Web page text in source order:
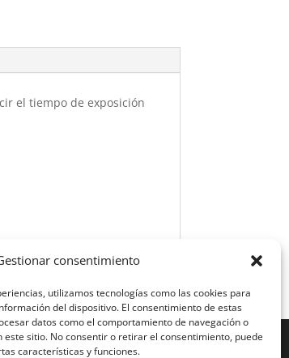
consentimiento
utilizamos tecnologías como las cookies para
del dispositivo. El consentimiento de estas
datos como el comportamiento de navegación o
este sitio. No consentir o retirar el consentimiento, puede
características y funciones.
el tiempo de exposición